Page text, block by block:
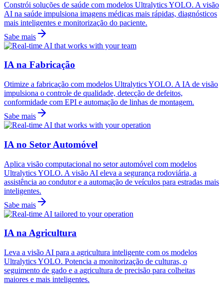
Constrói soluções de saúde com modelos Ultralytics YOLO. A visão
AI na saúde impulsiona imagens médicas mais rápidas, diagnósticos
mais inteligentes e monitorização do paciente.
Sabe mais
IA na Fabricação
Otimize a fabricação com modelos Ultralytics YOLO. A IA de visão
impulsiona o controle de qualidade, detecção de defeitos,
conformidade com EPI e automação de linhas de montagem.
Sabe mais
IA no Setor Automóvel
Aplica visão computacional no setor automóvel com modelos
Ultralytics YOLO. A visão AI eleva a segurança rodoviária, a
assistência ao condutor e a automação de veículos para estradas mais
inteligentes.
Sabe mais
IA na Agricultura
Leva a visão AI para a agricultura inteligente com os modelos
Ultralytics YOLO. Potencia a monitorização de culturas, o
seguimento de gado e a agricultura de precisão para colheitas
maiores e mais inteligentes.